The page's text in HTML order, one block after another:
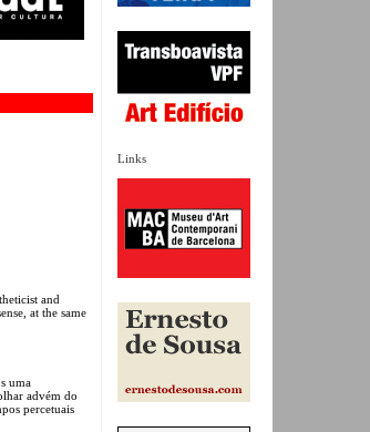
Links
and
at the same
uma
advém do
percetuais